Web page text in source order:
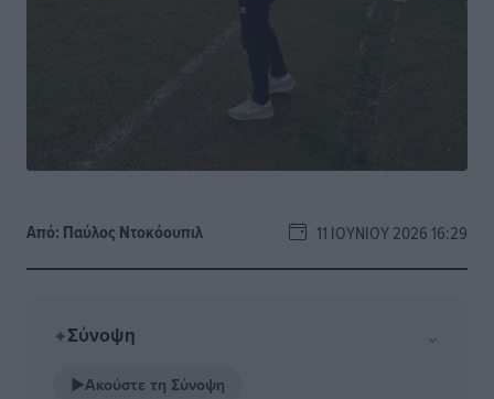
Από: Παύλος Nτοκόουπιλ 11 ΙΟΥΝΊΟΥ 2026 16:29
✦Σύνοψη ⌄
▶Ακούστε τη Σύνοψη